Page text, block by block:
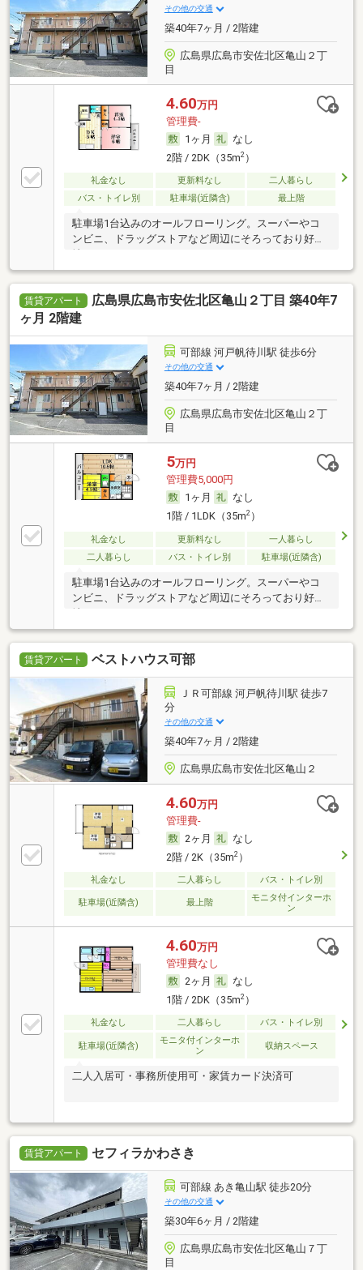
その他の交通
築40年7ヶ月 / 2階建
広島県広島市安佐北区亀山２丁
目
4.60万円
管理費-
1ヶ月
なし
2階 / 2DK（35m2）
礼金なし 更新料なし
二人暮らし
バス・トイレ別
駐車場(近隣含) 最上階
駐車場1台込みのオールフローリング。スーパーやコ
ンビニ、ドラッグストアなど周辺にそろっており好立
賃貸アパート
広島県広島市安佐北区亀山２丁目 築40年7
ヶ月 2階建
可部線 河戸帆待川駅 徒歩6分
その他の交通
築40年7ヶ月 / 2階建
広島県広島市安佐北区亀山２丁
目
5万円
管理費5,000円
1ヶ月
なし
1階 / 1LDK（35m2）
礼金なし 更新料なし
一人暮らし
二人暮らし
バス・トイレ別 駐車場(近隣含)
駐車場1台込みのオールフローリング。スーパーやコ
ンビニ、ドラッグストアなど周辺にそろっており好立
地。
賃貸アパート ベストハウス可部
ＪＲ可部線 河戸帆待川駅 徒歩7
分
その他の交通
築40年7ヶ月 / 2階建
広島県広島市安佐北区亀山２
4.60万円
管理費-
2ヶ月
なし
2階 / 2K（35m2）
礼金なし 二人暮らし バス・トイレ別
駐車場(近隣含) 最上階
モニタ付インターホ
ン
4.60万円
管理費なし
2ヶ月
なし
1階 / 2DK（35m2）
礼金なし 二人暮らし バス・トイレ別
駐車場(近隣含)
モニタ付インターホ
ン
収納スペース
二人入居可・事務所使用可・家賃カード決済可
賃貸アパート セフィラかわさき
可部線 あき亀山駅 徒歩20分
その他の交通
築30年6ヶ月 / 2階建
広島県広島市安佐北区亀山７丁
目